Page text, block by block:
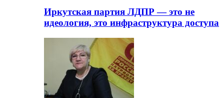
Иркутская партия ЛДПР — это не
идеология, это инфраструктура доступа